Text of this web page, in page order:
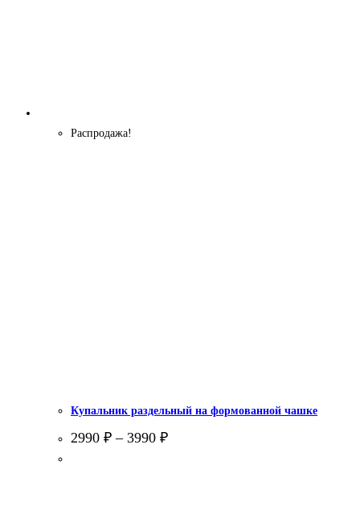
Распродажа!
Купальник раздельный на формованной чашке
2990 ₽ – 3990 ₽